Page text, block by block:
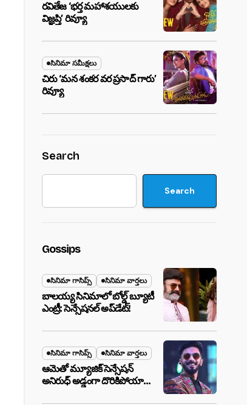
రవితేజ ‘భర్త మహాశయులకు
విజ్ఞప్తి’ రివ్యూ
సినిమా సమీక్షలు
చిరు ‘మ‌న శంక‌ర వ‌ర ప్ర‌సాద్ గారు’
రివ్యూ
Search
Search
Gossips
సినిమా గాసిప్స్ సినిమా వార్తలు
బాలయ్య సినిమాలో బోల్డ్ బ్యూటీ
ఎంట్రీ: సెన్సేషనల్ అప్‌డేట్!
సినిమా గాసిప్స్ సినిమా వార్తలు
ఆమెతో మ్యూజిక్ సెన్సేషన్
అనిరుధ్ అడ్డంగా దొరికిపోయారా?